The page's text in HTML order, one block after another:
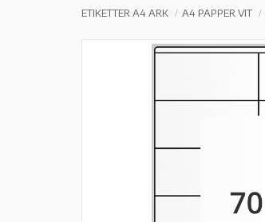
ETIKETTER A4 ARK A4 PAPPER VIT